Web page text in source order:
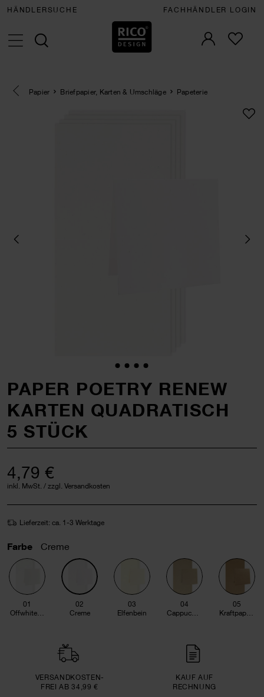
HÄNDLERSUCHE FACHHÄNDLER LOGIN
Eine Kategorie zurück navigieren
Papier Briefpapier, Karten & Umschläge Papeterie
PAPER POETRY RENEW
KARTEN QUADRATISCH
5 STÜCK
4,79 €
inkl. MwSt. / zzgl. Versandkosten
Lieferzeit: ca. 1-3 Werktage
Farbe Creme
01
02
Creme
03
Elfenbein
04
05
VERSAND­KOSTEN­
FREI AB 34,99 €
KAUF AUF
RECHNUNG